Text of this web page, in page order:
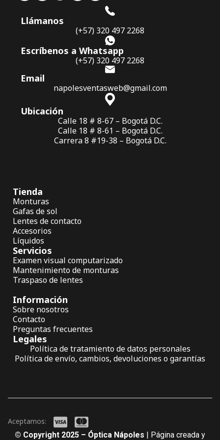
Llámanos
(+57) 320 497 2268
Escríbenos a Whatsapp
(+57) 320 497 2268
Email
napolesventasweb@gmail.com
Ubicación
Calle 18 # 8-67 – Bogotá D.C.
Calle 18 # 8-61 – Bogotá D.C.
Carrera 8 #19-38 – Bogotá D.C.
Tienda
Monturas
Gafas de sol
Lentes de contacto
Accesorios
Líquidos
Servicios
Examen visual computarizado
Mantenimiento de monturas
Traspaso de lentes
Información
Sobre nosotros
Contacto
Preguntas frecuentes
Legales
Política de tratamiento de datos personales
Política de envío, cambios, devoluciones o garantías
© Copyright 2025 – Óptica Nápoles | Página creada y
Aceptamos: